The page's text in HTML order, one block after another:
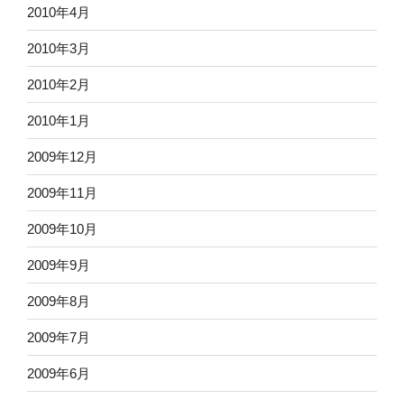
2010年4月
2010年3月
2010年2月
2010年1月
2009年12月
2009年11月
2009年10月
2009年9月
2009年8月
2009年7月
2009年6月